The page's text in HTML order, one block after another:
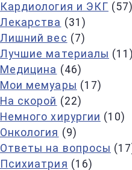
Кардиология и ЭКГ (57)
Лекарства (31)
Лишний вес (7)
Лучшие материалы (11)
Медицина (46)
Мои мемуары (17)
На скорой (22)
Немного хирургии (10)
Онкология (9)
Ответы на вопросы
Психиатрия (16)